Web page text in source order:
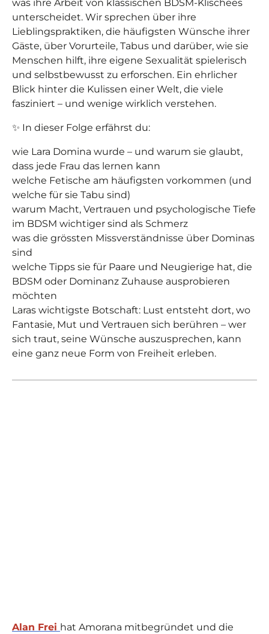
was ihre Arbeit von klassischen BDSM-Klischees
unterscheidet. Wir sprechen über ihre
Lieblingspraktiken, die häufigsten Wünsche ihrer
Gäste, über Vorurteile, Tabus und darüber, wie sie
Menschen hilft, ihre eigene Sexualität spielerisch
und selbstbewusst zu erforschen. Ein ehrlicher
Blick hinter die Kulissen einer Welt, die viele
fasziniert – und wenige wirklich verstehen.
✨ In dieser Folge erfährst du:
wie Lara Domina wurde – und warum sie glaubt,
dass jede Frau das lernen kann
welche Fetische am häufigsten vorkommen (und
welche für sie Tabu sind)
warum Macht, Vertrauen und psychologische Tiefe
im BDSM wichtiger sind als Schmerz
was die grössten Missverständnisse über Dominas
sind
welche Tipps sie für Paare und Neugierige hat, die
BDSM oder Dominanz Zuhause ausprobieren
möchten
Laras wichtigste Botschaft: Lust entsteht dort, wo
Fantasie, Mut und Vertrauen sich berühren – wer
sich traut, seine Wünsche auszusprechen, kann
eine ganz neue Form von Freiheit erleben.
Alan Frei hat Amorana mitbegründet und die